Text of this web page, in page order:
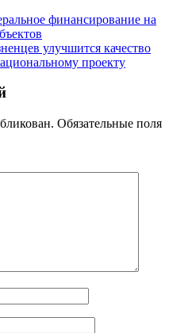
финансирование на
улучшится качество
проекту
Обязательные поля